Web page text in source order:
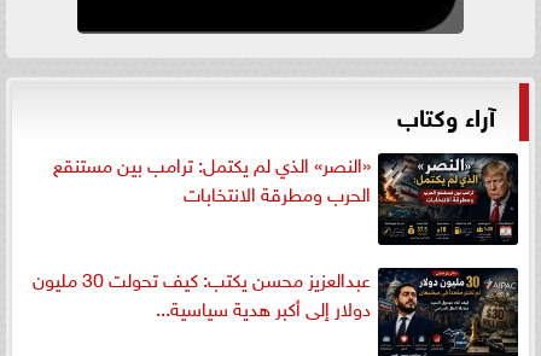
آراء وكتاب
«النصر» الذي لم يكتمل: ترامب بين مستنقع
الحرب ومطرقة الانتخابات
عبدالعزيز محسن يكتب: كيف تحولت 30 مليون
دولار إلى أكبر هدية سياسية...